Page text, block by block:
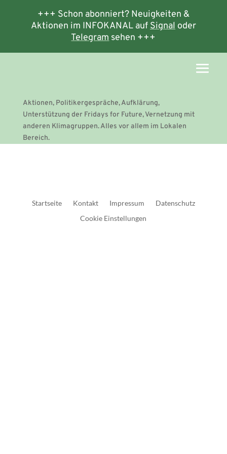
+++ Schon abonniert? Neuigkeiten &
Aktionen im INFOKANAL aufSignaloder
Telegramsehen +++
Aktionen, Politikergespräche, Aufklärung,
Unterstützung der Fridays for Future, Vernetzung mit
anderen Klimagruppen. Alles vor allem im Lokalen
Bereich.
Startseite Kontakt Impressum
Datenschutz
Cookie Einstellungen